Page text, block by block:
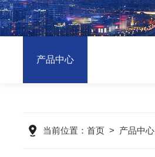
产品中心
当前位置： 首页 > 产品中心